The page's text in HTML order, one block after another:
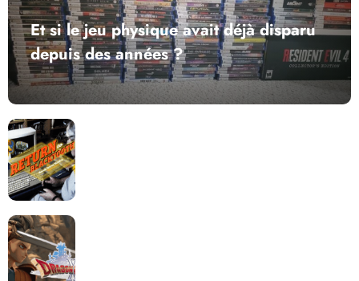
Et si le jeu physique avait déjà disparu
depuis des années ?